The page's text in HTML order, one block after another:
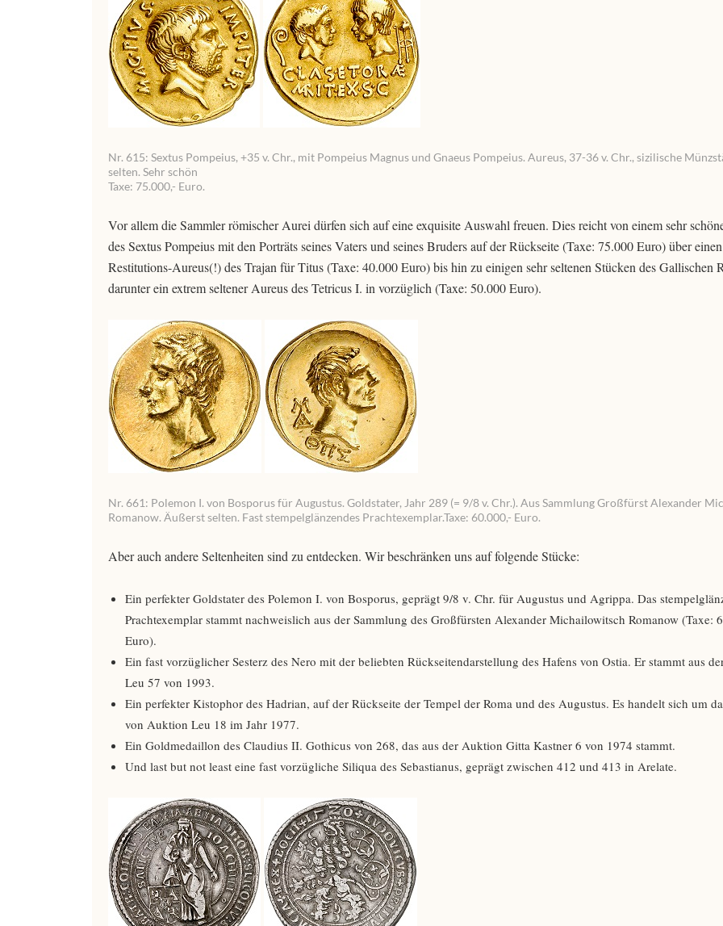
Nr. 615: Sextus Pompeius, +35 v. Chr., mit Pompeius Magnus und Gnaeus Pompeius. Aureus, 37-36 v. Chr., sizilische
selten. Sehr schön
Taxe: 75.000,- Euro.
Vor allem die Sammler römischer Aurei dürfen sich auf eine exquisite Auswahl freuen. Dies reicht von einem sehr
des Sextus Pompeius mit den Porträts seines Vaters und seines Bruders auf der Rückseite (Taxe: 75.000 Euro) über einen
Restitutions-Aureus(!) des Trajan für Titus (Taxe: 40.000 Euro) bis hin zu einigen sehr seltenen Stücken des Gallischen
darunter ein extrem seltener Aureus des Tetricus I. in vorzüglich (Taxe: 50.000 Euro).
Nr. 661: Polemon I. von Bosporus für Augustus. Goldstater, Jahr 289 (= 9/8 v. Chr.). Aus Sammlung Großfürst Alexander
Romanow. Äußerst selten. Fast stempelglänzendes Prachtexemplar.Taxe: 60.000,- Euro.
Aber auch andere Seltenheiten sind zu entdecken. Wir beschränken uns auf folgende Stücke:
Ein perfekter Goldstater des Polemon I. von Bosporus, geprägt 9/8 v. Chr. für Augustus und Agrippa. Das
Prachtexemplar stammt nachweislich aus der Sammlung des Großfürsten Alexander Michailowitsch Romanow (Taxe:
Euro).
Ein fast vorzüglicher Sesterz des Nero mit der beliebten Rückseitendarstellung des Hafens von Ostia. Er stammt aus
Leu 57 von 1993.
Ein perfekter Kistophor des Hadrian, auf der Rückseite der Tempel der Roma und des Augustus. Es handelt sich um
von Auktion Leu 18 im Jahr 1977.
Ein Goldmedaillon des Claudius II. Gothicus von 268, das aus der Auktion Gitta Kastner 6 von 1974 stammt.
Und last but not least eine fast vorzügliche Siliqua des Sebastianus, geprägt zwischen 412 und 413 in Arelate.